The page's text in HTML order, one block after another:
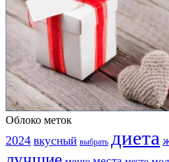
Облоко меток
2024 вкусный выбрать диета